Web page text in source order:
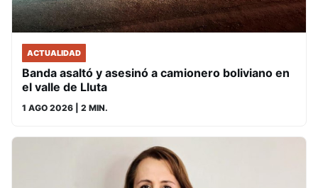
ACTUALIDAD
Banda asaltó y asesinó a camionero boliviano en
el valle de Lluta
1 AGO 2026 | 2 MIN.